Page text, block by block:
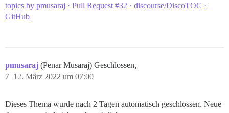
topics by pmusaraj · Pull Request #32 · discourse/DiscoTOC ·
GitHub
pmusaraj (Penar Musaraj) Geschlossen,
12. März 2022 um 07:00
7
Dieses Thema wurde nach 2 Tagen automatisch geschlossen. Neue